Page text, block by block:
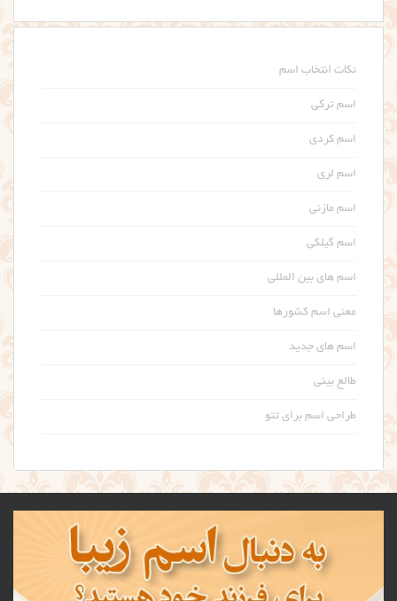
نکات انتخاب اسم
اسم ترکی
اسم کردی
اسم لری
اسم مازنی
اسم گیلکی
اسم های بین المللی
معنی اسم کشورها
اسم های جدید
طالع بینی
طراحی اسم برای تتو